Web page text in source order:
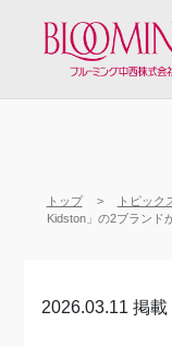
トップ トピック
Kidston」の2ブランド
2026.03.11 掲載